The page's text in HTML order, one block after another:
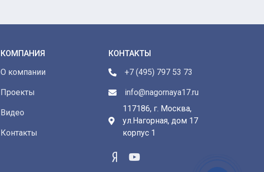
КОМПАНИЯ
О компании
Проекты
Видео
Контакты
КОНТАКТЫ
+7 (495) 797 53 73
info@nagornaya17.ru
117186, г. Москва,
ул.Нагорная, дом 17
корпус 1